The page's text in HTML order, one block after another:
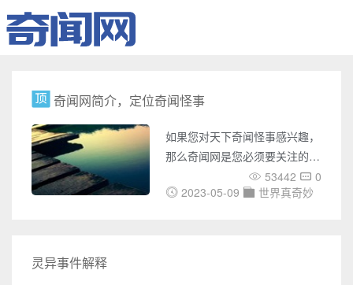
奇闻网简介，定位奇闻怪事
如果您对天下奇闻怪事感兴趣，
那么奇闻网是您必须要关注的网
站。奇闻网是一个专门介绍世界
各地奇闻怪事的网站，它涵盖了
53442
0
2023-05-09
世界真奇妙
灵异事件解释